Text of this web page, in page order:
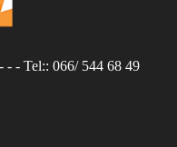
- - Tel:: 066/ 544 68 49